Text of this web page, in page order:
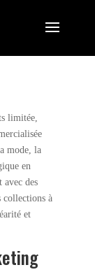
limitée,
mode, la
en
avec des
collections à
et